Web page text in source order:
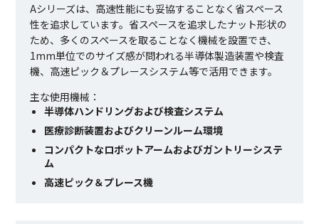
Aシリーズは、高速性能にも妥協することなく省スペース
性を追求しています。省スペースを追求したナット形状の
ため、多くのスペースを取ることなく機械を設置でき、
1mm単位でのサイズ感が問われる半導体製造装置や検査
機、高速ピック＆プレースシステム等で活用できます。
主な使用機械：
半導体ハンドリングおよび検査システム
医療診断装置およびクリーンルーム環境
コンパクトなロボットアームおよびガントリーシステ
ム
高速ピック＆プレース機